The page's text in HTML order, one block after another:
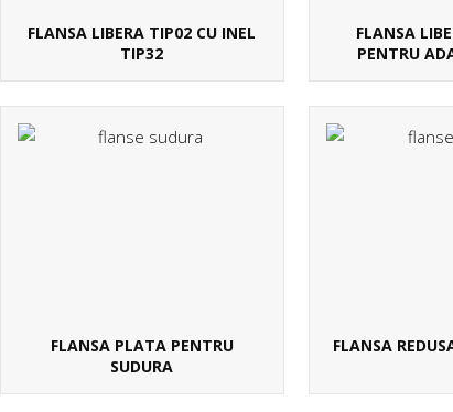
FLANSA LIBERA TIP02 CU INEL
TIP32
FLANSA
PENTRU
FLANSA PLATA PENTRU
SUDURA
FLANSA